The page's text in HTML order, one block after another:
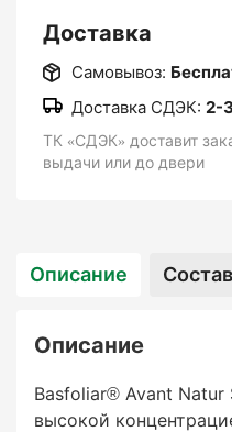
Доставка
Самовывоз:
Доставка СДЭК: 2-
ТК «СДЭК» доставит
выдачи или до двери
Описание Состав
Описание
Basfoliar® Avant
высокой